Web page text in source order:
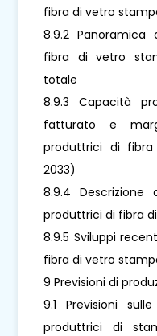
fibra di vetro
8.9.2
fibra di vetro
totale
8.9.3 Capacità
fatturato e
produttrici di
2033)
8.9.4
produttrici di fibra
8.9.5 Sviluppi
fibra di vetro
9 Previsioni di
9.1 Previsioni
produttrici di